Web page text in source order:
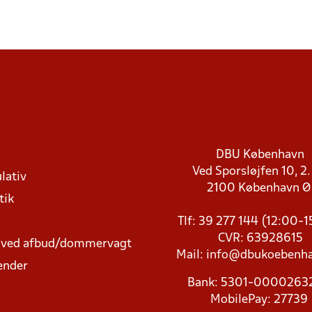
afbud/dommervagt
DBU København
Ved Sporsløjfen 10,
2100 København
Tlf: 39 277 144 (12:00-
CVR: 63928615
Mail:
Bank: 5301-
MobilePay: 27739